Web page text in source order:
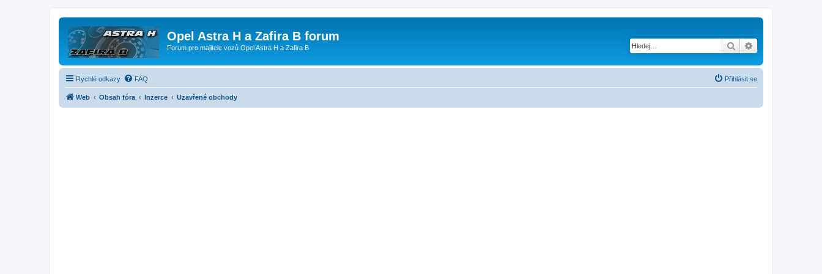
Opel Astra H a Zafira B forum
Forum pro majitele vozů Opel Astra H a Zafira B Hledat
Rychlé odkazy FAQ Přihlásit se
Web Obsah fóra Inzerce Uzavřené obchody